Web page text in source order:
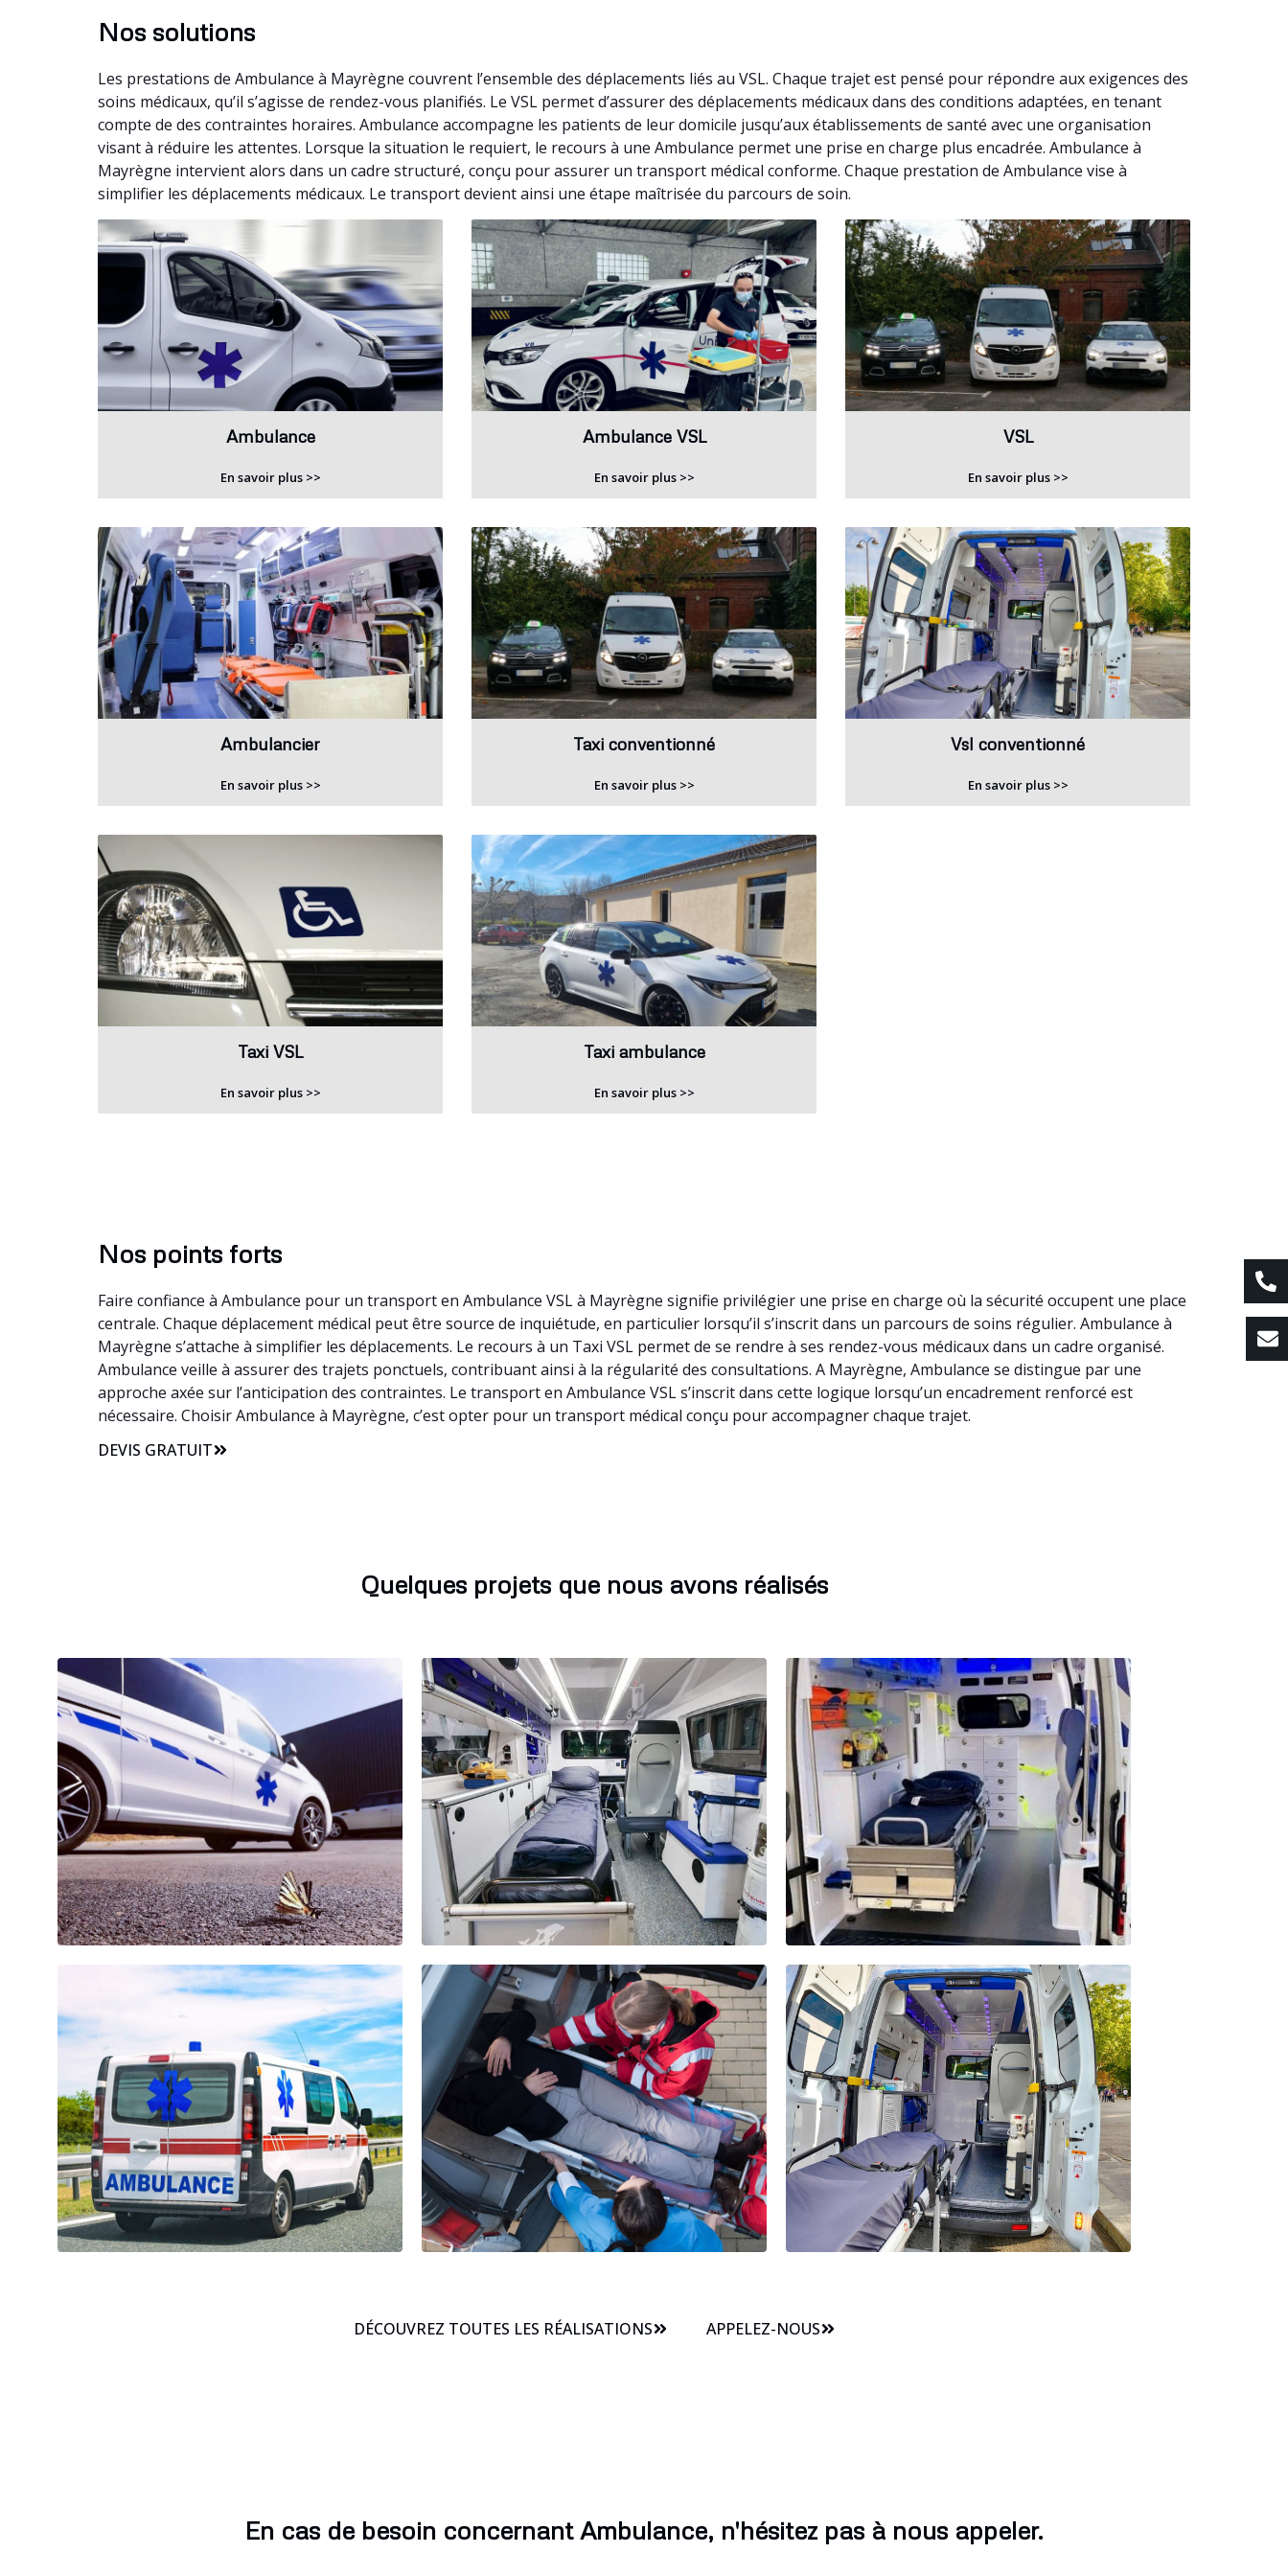
Nos solutions
Les prestations de Ambulance à Mayrègne couvrent l’ensemble des déplacements liés au VSL. Chaque trajet est pensé pour répondre aux exigences des
soins médicaux, qu’il s’agisse de rendez-vous planifiés. Le VSL permet d’assurer des déplacements médicaux dans des conditions adaptées, en tenant
compte de des contraintes horaires. Ambulance accompagne les patients de leur domicile jusqu’aux établissements de santé avec une organisation
visant à réduire les attentes. Lorsque la situation le requiert, le recours à une Ambulance permet une prise en charge plus encadrée. Ambulance à
Mayrègne intervient alors dans un cadre structuré, conçu pour assurer un transport médical conforme. Chaque prestation de Ambulance vise à
simplifier les déplacements médicaux. Le transport devient ainsi une étape maîtrisée du parcours de soin.
Ambulance
En savoir plus >>
Ambulance VSL
En savoir plus >>
VSL
En savoir plus >>
Ambulancier
En savoir plus >>
Taxi conventionné
En savoir plus >>
Vsl conventionné
En savoir plus >>
Taxi VSL
En savoir plus >>
Taxi ambulance
En savoir plus >>
Nos points forts
Faire confiance à Ambulance pour un transport en Ambulance VSL à Mayrègne signifie privilégier une prise en charge où la sécurité occupent une place
centrale. Chaque déplacement médical peut être source de inquiétude, en particulier lorsqu’il s’inscrit dans un parcours de soins régulier. Ambulance à
Mayrègne s’attache à simplifier les déplacements. Le recours à un Taxi VSL permet de se rendre à ses rendez-vous médicaux dans un cadre organisé.
Ambulance veille à assurer des trajets ponctuels, contribuant ainsi à la régularité des consultations. A Mayrègne, Ambulance se distingue par une
approche axée sur l’anticipation des contraintes. Le transport en Ambulance VSL s’inscrit dans cette logique lorsqu’un encadrement renforcé est
nécessaire. Choisir Ambulance à Mayrègne, c’est opter pour un transport médical conçu pour accompagner chaque trajet.
DEVIS GRATUIT
Quelques projets que nous avons réalisés
DÉCOUVREZ TOUTES LES RÉALISATIONS APPELEZ-NOUS
En cas de besoin concernant Ambulance, n'hésitez pas à nous appeler.